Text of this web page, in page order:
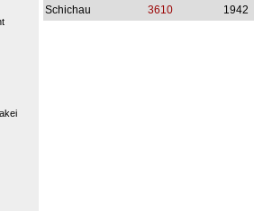
Schichau
3610 1942